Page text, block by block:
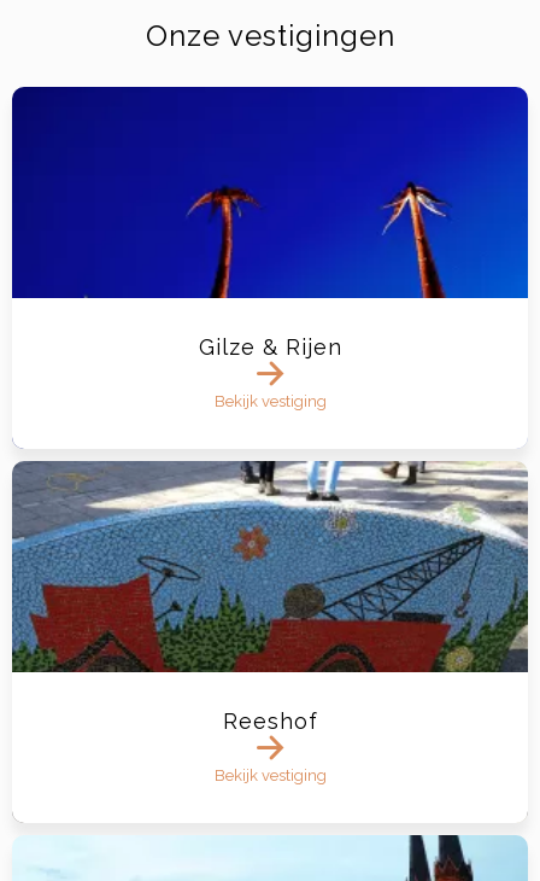
Onze vestigingen
Gilze & Rijen
Bekijk vestiging
Reeshof
Bekijk vestiging